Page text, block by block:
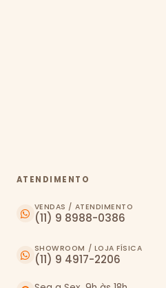
ATENDIMENTO
VENDAS / ATENDIMENTO
(11) 9 8988-0386
SHOWROOM / LOJA FÍSICA
(11) 9 4917-2206